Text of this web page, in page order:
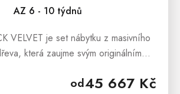
AZ 6 - 10 týdnů
od45 667 Kč
VELVET je set nábytku z masivního
která zaujme svým originálním
BLACK VELVET 90x200cm,...